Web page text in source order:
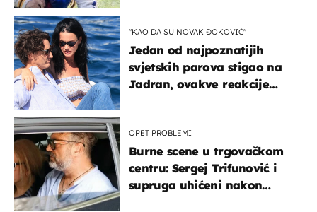
"KAO DA SU NOVAK ĐOKOVIĆ"
Jedan od najpoznatijih
svjetskih parova stigao na
Jadran, ovakve reakcije
OPET PROBLEMI
Burne scene u trgovačkom
centru: Sergej Trifunović i
supruga uhićeni nakon